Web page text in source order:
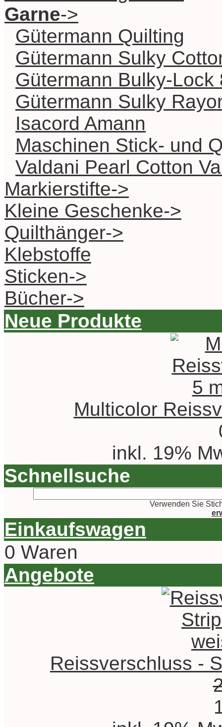
Garne->
Gütermann Quilting
Gütermann Sulky
Gütermann Bulky-Lock
Gütermann Sulky
Isacord Amann
Maschinen Stick- und
Valdani Pearl Cotton
Markierstifte->
Kleine Geschenke->
Quilthänger->
Klebstoffe
Sticken->
Bücher->
Neue Produkte
Multicolor
inkl. 19%
Schnellsuche
Verwenden Sie
Einkaufswagen
0 Waren
Angebote
Reissverschluss -